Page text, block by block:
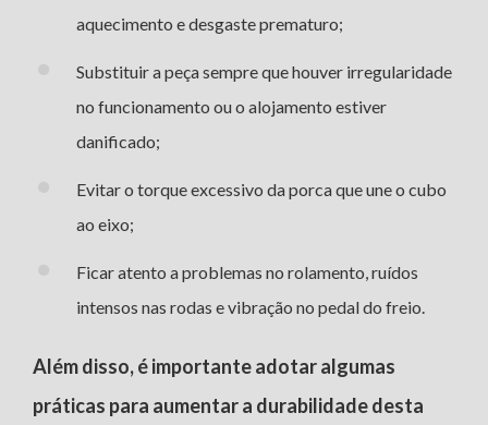
aquecimento e desgaste prematuro;
Substituir a peça sempre que houver irregularidade
no funcionamento ou o alojamento estiver
danificado;
Evitar o torque excessivo da porca que une o cubo
ao eixo;
Ficar atento a problemas no rolamento, ruídos
intensos nas rodas e vibração no pedal do freio.
Além disso, é importante adotar algumas
práticas para aumentar a durabilidade desta